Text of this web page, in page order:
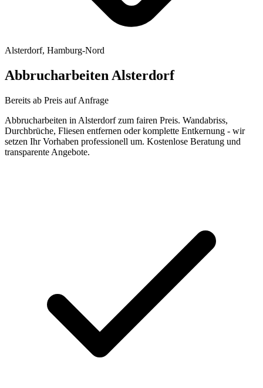
Alsterdorf, Hamburg-Nord
Abbrucharbeiten Alsterdorf
Bereits ab Preis auf Anfrage
Abbrucharbeiten in Alsterdorf zum fairen Preis. Wandabriss,
Durchbrüche, Fliesen entfernen oder komplette Entkernung - wir
setzen Ihr Vorhaben professionell um. Kostenlose Beratung und
transparente Angebote.